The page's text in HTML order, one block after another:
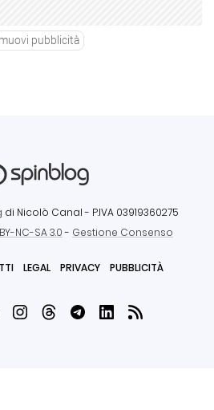
pubblicità
di Nicolò Canal - P.IVA 03919360275
BY-NC-SA 3.0- Gestione Consenso
LEGAL PRIVACY PUBBLICITÀ